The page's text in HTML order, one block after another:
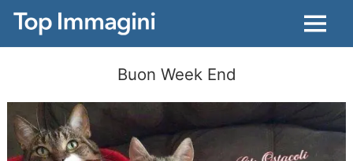
Menu
Buon Week End